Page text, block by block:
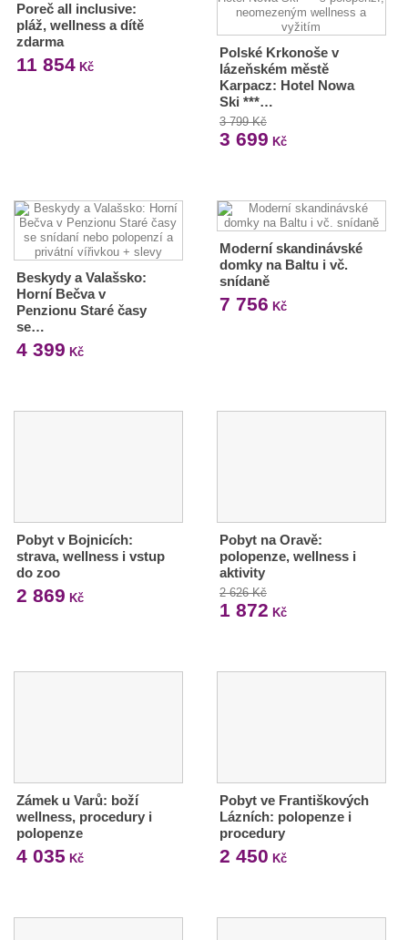
Poreč all inclusive:
pláž, wellness a dítě
zdarma
11 854 Kč
Polské Krkonoše v
lázeňském městě
Karpacz: Hotel Nowa
Ski ***…
3 799 Kč
3 699 Kč
Beskydy a Valašsko:
Horní Bečva v
Penzionu Staré časy
se…
4 399 Kč
Moderní skandinávské
domky na Baltu i vč.
snídaně
7 756 Kč
Pobyt v Bojnicích:
strava, wellness i vstup
do zoo
2 869 Kč
Pobyt na Oravě:
polopenze, wellness i
aktivity
2 626 Kč
1 872 Kč
Zámek u Varů: boží
wellness, procedury i
polopenze
4 035 Kč
Pobyt ve Františkových
Lázních: polopenze i
procedury
2 450 Kč